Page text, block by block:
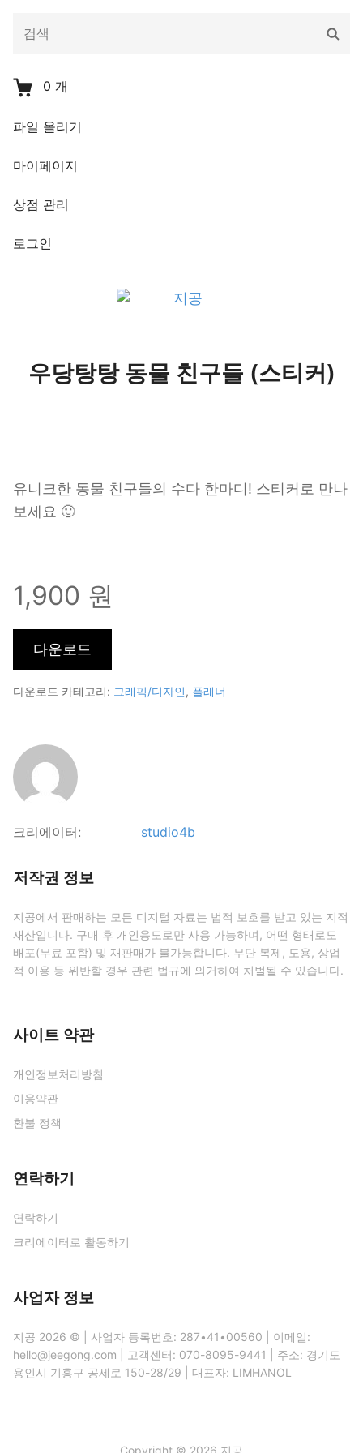
음
검
색:
검
0 개
파일 올리기
마이페이지
상점 관리
로그인
우당탕탕 동물 친구들 (스티커)
유니크한 동물 친구들의 수다 한마디! 스티커로 만나
보세요 🙂
1,900 원
다운로드 카테고리: 그래픽/디자인, 플래너
크리에이터: studio4b
저작권 정보
지공에서 판매하는 모든 디지털 자료는 법적 보호를 받고 있는 지적
재산입니다. 구매 후 개인용도로만 사용 가능하며, 어떤 형태로도
배포(무료 포함) 및 재판매가 불가능합니다. 무단 복제, 도용, 상업
적 이용 등 위반할 경우 관련 법규에 의거하여 처벌될 수 있습니다.
사이트 약관
개인정보처리방침
이용약관
환불 정책
연락하기
연락하기
크리에이터로 활동하기
사업자 정보
지공 2026 © | 사업자 등록번호: 287•41•00560 | 이메일:
hello@jeegong.com | 고객센터: 070-8095-9441 | 주소: 경기도
용인시 기흥구 공세로 150-28/29 | 대표자: LIMHANOL
Copyright © 2026 지공